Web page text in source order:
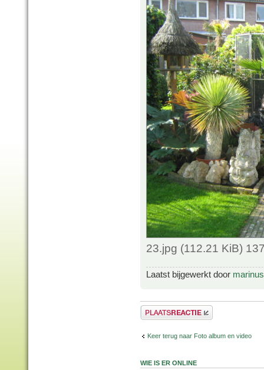
23.jpg (112.21 KiB)
Laatst bijgewerkt door marinus
Plaats een reactie
Keer terug naar Foto album en video
WIE IS ER ONLINE